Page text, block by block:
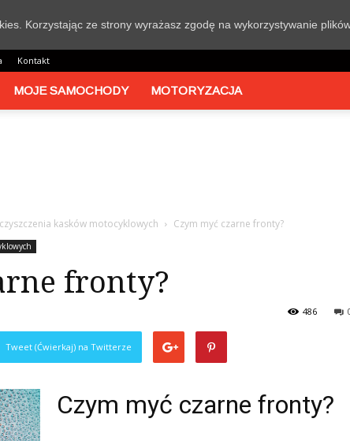
Kontakt
MOJE SAMOCHODY MOTORYZACJA
kasków motocyklowych Czym myć czarne fronty?
fronty?
486
Tweet (Ćwierkaj) na Twitterze
Czym myć czarne fronty?
Korzystając ze strony wyrażasz zgodę na wykorzystywanie